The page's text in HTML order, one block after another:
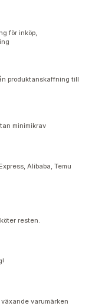
för inköp,
produktanskaffning till
minimikrav
Alibaba, Temu
resten.
varumärken